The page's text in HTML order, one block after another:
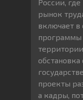
России,
рынок
включает в
программы
обстановка
проекты
а кадры,